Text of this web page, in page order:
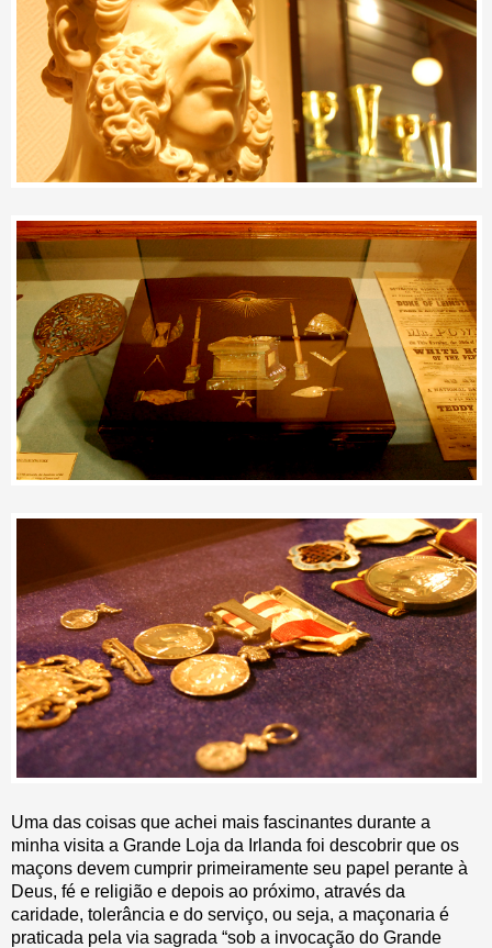
Uma das coisas que achei mais fascinantes durante a
minha visita a Grande Loja da Irlanda foi descobrir que os
maçons devem cumprir primeiramente seu papel perante à
Deus, fé e religião e depois ao próximo, através da
caridade, tolerância e do serviço, ou seja, a maçonaria é
praticada pela via sagrada “sob a invocação do Grande